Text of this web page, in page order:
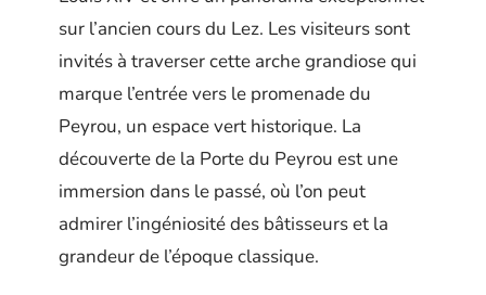
sur l’ancien cours du Lez. Les visiteurs sont
invités à traverser cette arche grandiose qui
marque l’entrée vers le promenade du
Peyrou, un espace vert historique. La
découverte de la Porte du Peyrou est une
immersion dans le passé, où l’on peut
admirer l’ingéniosité des bâtisseurs et la
grandeur de l’époque classique.